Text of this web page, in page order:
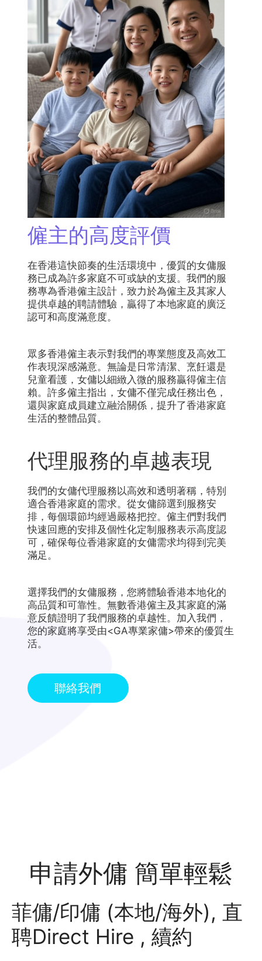
僱主的高度評價
在香港這快節奏的生活環境中，優質的女傭服
務已成為許多家庭不可或缺的支援。我們的服
務專為香港僱主設計，致力於為僱主及其家人
提供卓越的聘請體驗，贏得了本地家庭的廣泛
認可和高度滿意度。
眾多香港僱主表示對我們的專業態度及高效工
作表現深感滿意。無論是日常清潔、烹飪還是
兒童看護，女傭以細緻入微的服務贏得僱主信
賴。許多僱主指出，女傭不僅完成任務出色，
還與家庭成員建立融洽關係，提升了香港家庭
生活的整體品質。
代理服務的卓越表現
我們的女傭代理服務以高效和透明著稱，特別
適合香港家庭的需求。從女傭篩選到服務安
排，每個環節均經過嚴格把控。僱主們對我們
快速回應的安排及個性化定制服務表示高度認
可，確保每位香港家庭的女傭需求均得到完美
滿足。
選擇我們的女傭服務，您將體驗香港本地化的
高品質和可靠性。無數香港僱主及其家庭的滿
意反饋證明了我們服務的卓越性。加入我們，
您的家庭將享受由<GA專業家傭>帶來的優質生
活。
聯絡我們
申請外傭 簡單輕鬆
菲傭/印傭 (本地/海外), 直
聘Direct Hire , 續約